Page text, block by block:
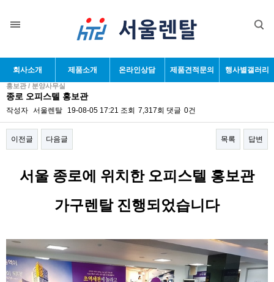
회사소개 제품소개 온라인상담 제품견적문의 행사별갤러리
홍보관 / 분양사무실
종로 오피스텔 홍보관
작성자 서울렌탈 19-08-05 17:21 조회 7,317회 댓글 0건
이전글 다음글 목록 답변
서울 종로에 위치한 오피스텔 홍보관
가구렌탈 진행되었습니다